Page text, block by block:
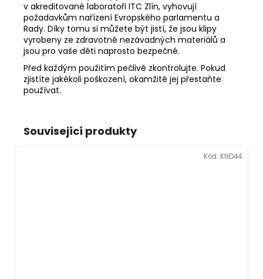
v akreditované laboratoři ITC Zlín, vyhovují
požadavkům nařízení Evropského parlamentu a
Rady. Díky tomu si můžete být jistí, že jsou klipy
vyrobeny ze zdravotně nezávadných materiálů a
jsou pro vaše děti naprosto bezpečné.
Před každým použitím pečlivě zkontrolujte. Pokud
zjistíte jakékoli poškození, okamžitě jej přestaňte
používat.
Související produkty
Kód: KND44